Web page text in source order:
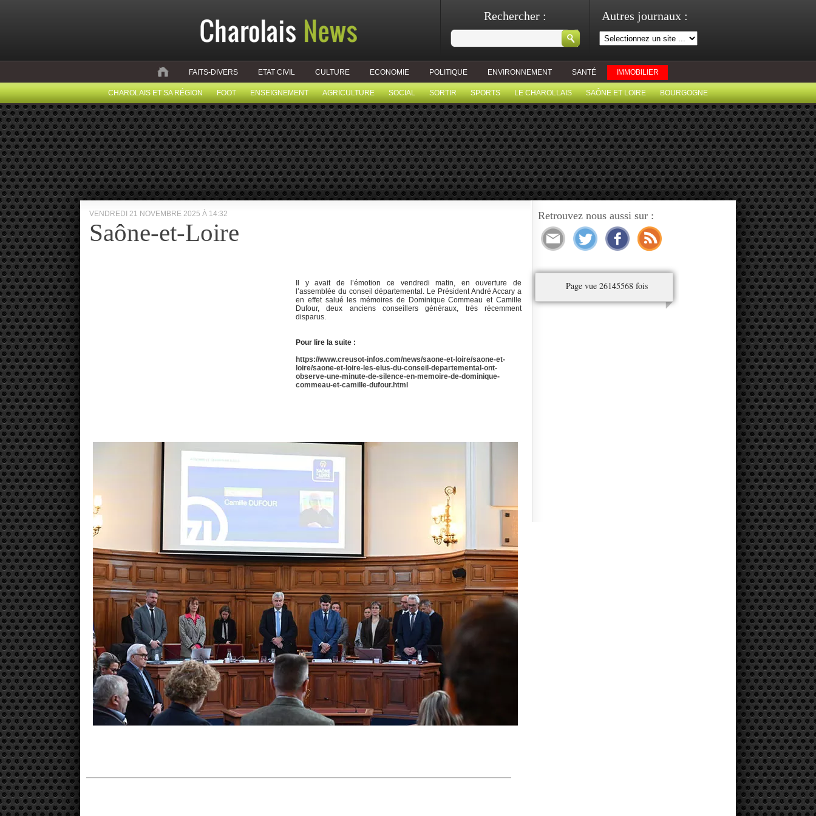
Autres journaux :
Rechercher :
FAITS-DIVERS ETAT CIVIL CULTURE ECONOMIE POLITIQUE ENVIRONNEMENT SANTÉ IMMOBILIER
CHAROLAIS ET SA RÉGION FOOT ENSEIGNEMENT AGRICULTURE SOCIAL SORTIR SPORTS LE CHAROLLAIS SAÔNE ET LOIRE BOURGOGNE
VENDREDI 21 NOVEMBRE 2025 À 14:32
Saône-et-Loire
Il y avait de l’émotion ce vendredi matin, en ouverture de
l’assemblée du conseil départemental. Le Président André Accary a
en effet salué les mémoires de Dominique Commeau et Camille
Dufour, deux anciens conseillers généraux, très récemment
disparus.
Pour lire la suite :
https://www.creusot-infos.com/news/saone-et-loire/saone-et-
loire/saone-et-loire-les-elus-du-conseil-departemental-ont-
observe-une-minute-de-silence-en-memoire-de-dominique-
commeau-et-camille-dufour.html
Retrouvez nous aussi sur :
Page vue 26145568 fois